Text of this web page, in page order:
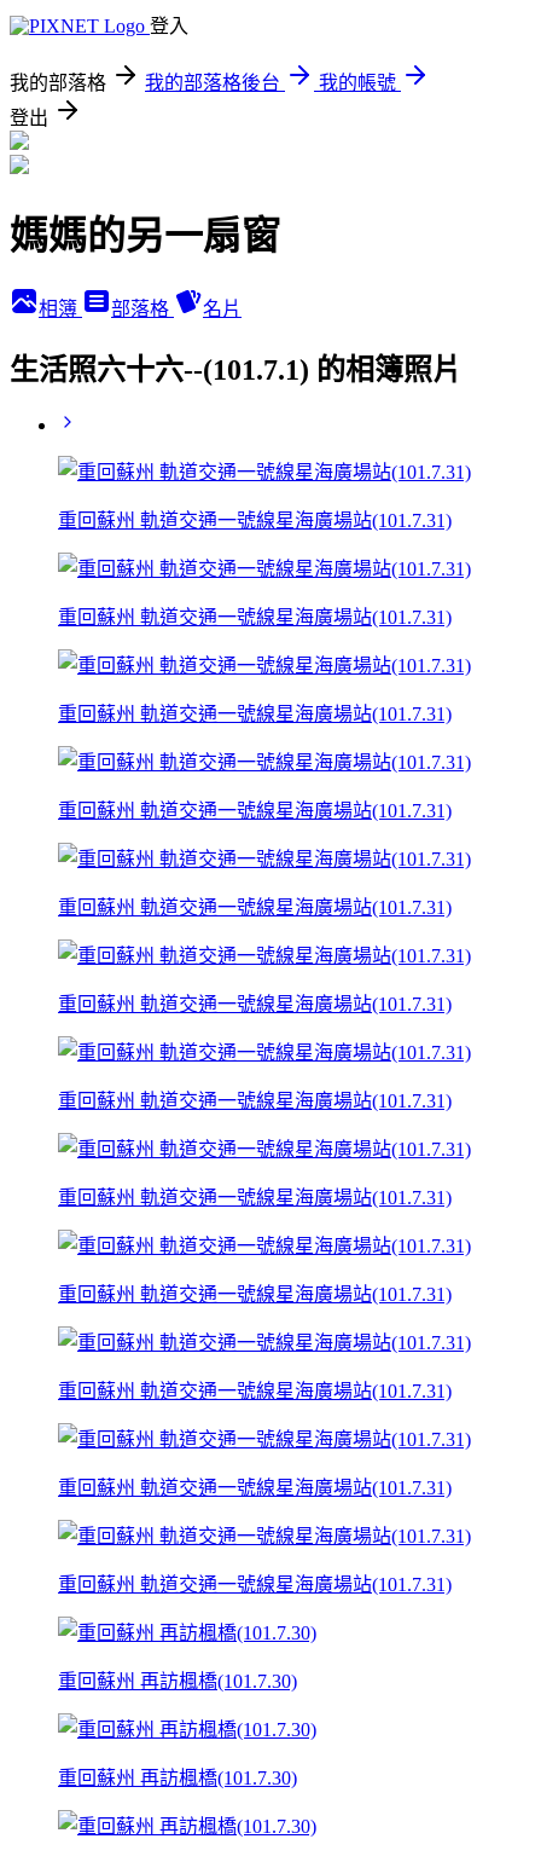
登入
我的部落格 我的部落格後台
我的帳號
登出
媽媽的另一扇窗
相簿 部落格 名片
生活照六十六--(101.7.1) 的相簿照片
重回蘇州 軌道交通一號線星海廣場站(101.7.31)
重回蘇州 軌道交通一號線星海廣場站(101.7.31)
重回蘇州 軌道交通一號線星海廣場站(101.7.31)
重回蘇州 軌道交通一號線星海廣場站(101.7.31)
重回蘇州 軌道交通一號線星海廣場站(101.7.31)
重回蘇州 軌道交通一號線星海廣場站(101.7.31)
重回蘇州 軌道交通一號線星海廣場站(101.7.31)
重回蘇州 軌道交通一號線星海廣場站(101.7.31)
重回蘇州 軌道交通一號線星海廣場站(101.7.31)
重回蘇州 軌道交通一號線星海廣場站(101.7.31)
重回蘇州 軌道交通一號線星海廣場站(101.7.31)
重回蘇州 軌道交通一號線星海廣場站(101.7.31)
重回蘇州 再訪楓橋(101.7.30)
重回蘇州 再訪楓橋(101.7.30)